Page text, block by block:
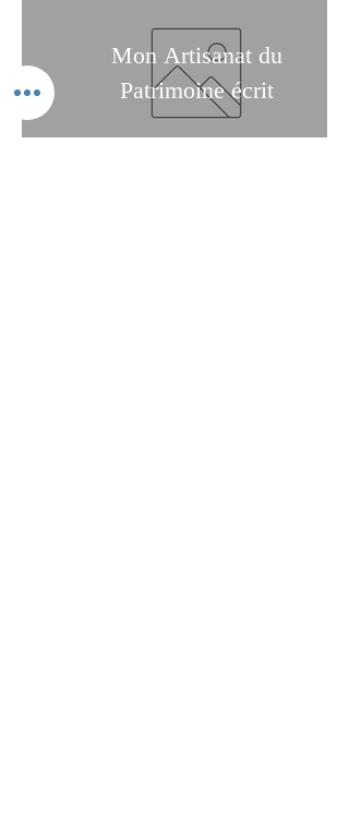
Mon Artisanat du
Patrimoine écrit